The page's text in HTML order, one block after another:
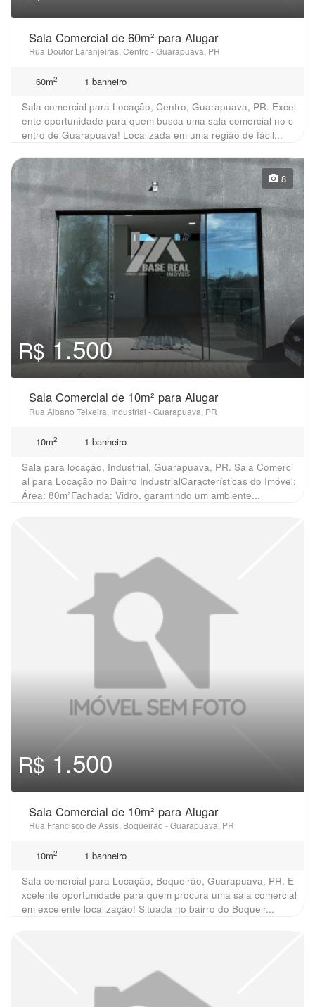
Sala Comercial de 60m² para Alugar
Rua Doutor Laranjeiras, Centro - Guarapuava, PR
60m2
1 banheiro
Sala comercial para Locação, Centro, Guarapuava, PR. Excel
ente oportunidade para quem busca uma sala comercial no c
entro de Guarapuava! Localizada em uma região de fácil...
8
R$ 1.500
Sala Comercial de 10m² para Alugar
Rua Albano Teixeira, Industrial - Guarapuava, PR
10m2
1 banheiro
Sala para locação, Industrial, Guarapuava, PR. Sala Comerci
al para Locação no Bairro IndustrialCaracterísticas do Imóvel:
Área: 80m²Fachada: Vidro, garantindo um ambiente...
R$1.500
Sala Comercial de 10m² para Alugar
Rua Francisco de Assis, Boqueirão - Guarapuava, PR
10m2
1 banheiro
Sala comercial para Locação, Boqueirão, Guarapuava, PR. E
xcelente oportunidade para quem procura uma sala comercial
em excelente localização! Situada no bairro do Boqueir...